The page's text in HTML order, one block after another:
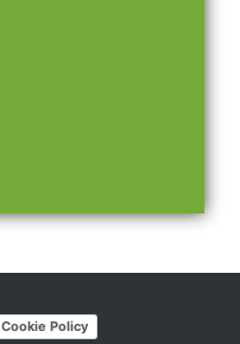
Cookie Policy